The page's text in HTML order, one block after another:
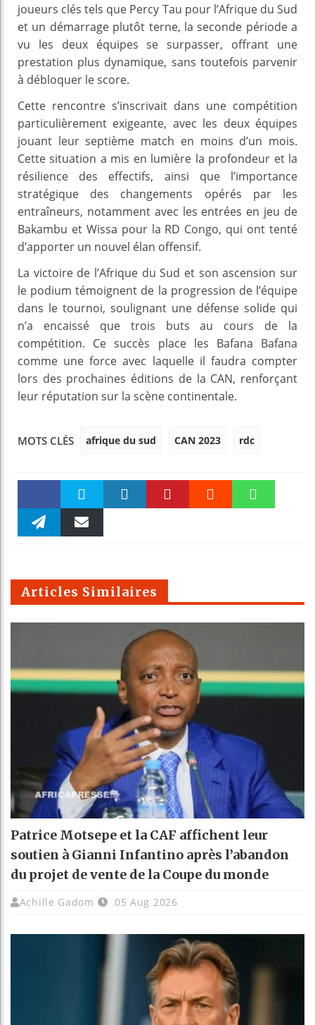
joueurs clés tels que Percy Tau pour l’Afrique du Sud
et un démarrage plutôt terne, la seconde période a
vu les deux équipes se surpasser, offrant une
prestation plus dynamique, sans toutefois parvenir
à débloquer le score.
Cette rencontre s’inscrivait dans une compétition
particulièrement exigeante, avec les deux équipes
jouant leur septième match en moins d’un mois.
Cette situation a mis en lumière la profondeur et la
résilience des effectifs, ainsi que l’importance
stratégique des changements opérés par les
entraîneurs, notamment avec les entrées en jeu de
Bakambu et Wissa pour la RD Congo, qui ont tenté
d’apporter un nouvel élan offensif.
La victoire de l’Afrique du Sud et son ascension sur
le podium témoignent de la progression de l’équipe
dans le tournoi, soulignant une défense solide qui
n’a encaissé que trois buts au cours de la
compétition. Ce succès place les Bafana Bafana
comme une force avec laquelle il faudra compter
lors des prochaines éditions de la CAN, renforçant
leur réputation sur la scène continentale.
MOTS CLÉS afrique du sud CAN 2023 rdc
Faceboo Twitter
m
Articles Similaires
Patrice Motsepe et la CAF affichent leur
soutien à Gianni Infantino après l’abandon
du projet de vente de la Coupe du monde
Achille Gadom 05 Aug 2026